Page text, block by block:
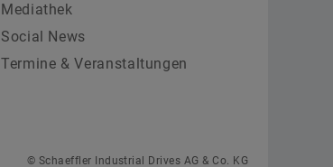
Mediathek
Social News
Termine & Veranstaltungen
© Schaeffler Industrial Drives AG & Co. KG